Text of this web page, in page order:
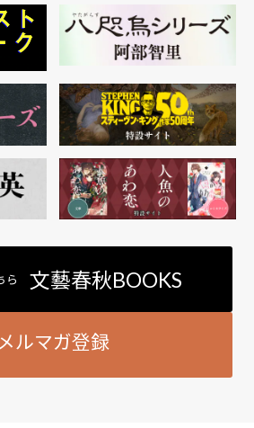
ら 文藝春秋BOOKS
メルマガ登録